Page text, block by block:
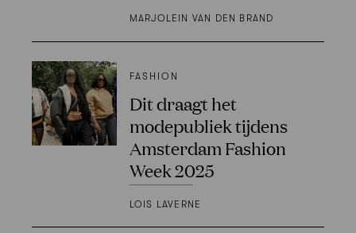
MARJOLEIN VAN DEN BRAND
FASHION
Dit draagt het
modepubliek tijdens
Amsterdam Fashion
Week 2025
LOIS LAVERNE